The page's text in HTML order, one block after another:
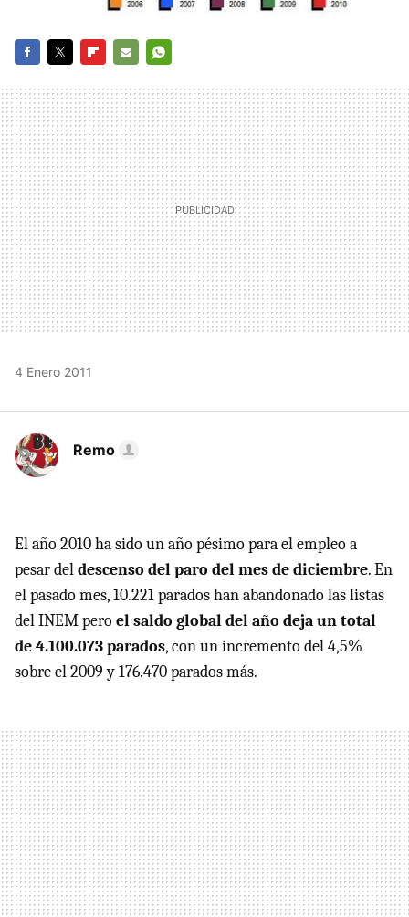
MAIL
4 Enero 2011
Remo
El año 2010 ha sido un año pésimo para el empleo a
pesar deldescenso del paro del mes de diciembre. En
el pasado mes, 10.221 parados han abandonado las listas
delINEMperoel saldo global del año deja un total
de 4.100.073 parados, con un incremento del 4,5%
sobre el 2009 y 176.470 parados más.